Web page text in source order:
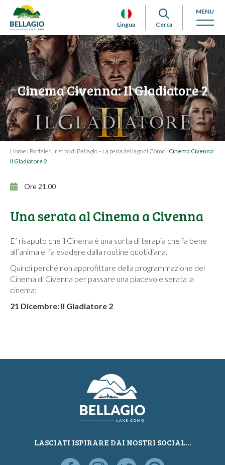
MENU
Cerca
Lingua
Cinema Civenna: Il Gladiatore 2
Home | Portale turistico di Bellagio – La perla del lago di Como | Cinema Civenna:
Il Gladiatore 2
Ore 21.00
Una serata al Cinema a Civenna
E’ risaputo che il Cinema è una sorta di terapia che fa bene
all’anima e fa evadere dalla routine quotidiana.
Quindi perché non approfittare della programmazione del
Cinema di Civenna per passare una piacevole serata la
cinema:
21 Dicembre: Il Gladiatore 2
LASCIATI ISPIRARE DAI NOSTRI SOCIAL...